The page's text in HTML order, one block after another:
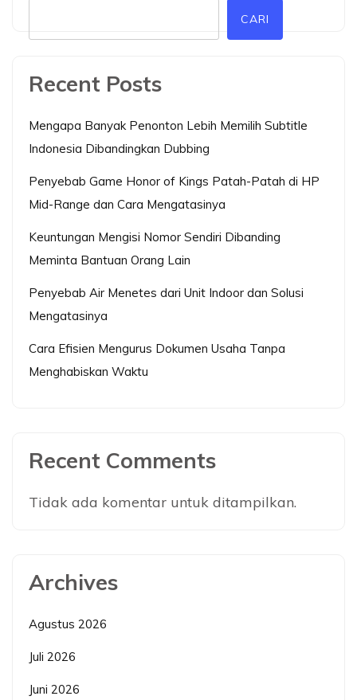
CARI
Recent Posts
Mengapa Banyak Penonton Lebih Memilih Subtitle
Indonesia Dibandingkan Dubbing
Penyebab Game Honor of Kings Patah-Patah di HP
Mid-Range dan Cara Mengatasinya
Keuntungan Mengisi Nomor Sendiri Dibanding
Meminta Bantuan Orang Lain
Penyebab Air Menetes dari Unit Indoor dan Solusi
Mengatasinya
Cara Efisien Mengurus Dokumen Usaha Tanpa
Menghabiskan Waktu
Recent Comments
Tidak ada komentar untuk ditampilkan.
Archives
Agustus 2026
Juli 2026
Juni 2026